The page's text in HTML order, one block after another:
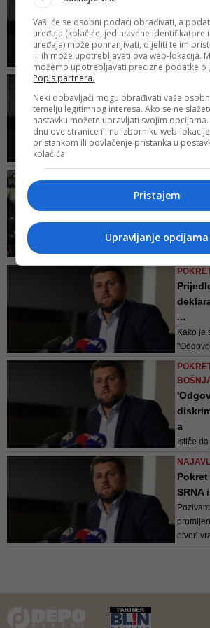
bh.
- Mi
djece,
u, iz
- Važno
u i
je zbog
garant
genocid,
Ćamil
u zemlji
je ovo
građana
...
Kako je
odnose
odnosu
prema
a
Ističe
je
SRNA
otvori
Vaši će se osobni podaci obrađivati, a
uređaja (kolačiće, jedinstvene identifikatore
uređaja) može pohranjivati, dijeliti te im
ili ih može upotrebljavati ova web-lokacija.
možemo upotrebljavati precizne podatke o
Popis partnera.
Neki dobavljači mogu obrađivati vaše
temelju legitimnog interesa. Ako se ne
nastavku možete upravljati svojim
dnu ove stranice ili na izborniku web-
pristankom ili povlačenje pristanka u
kolačića.
Pristajem
Upravljanje opcijama